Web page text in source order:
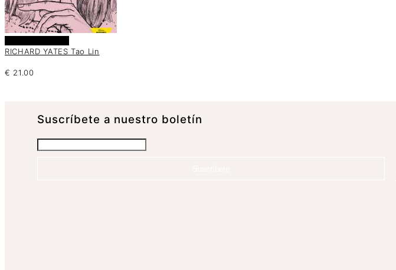
RICHARD YATES Tao Lin
€ 21.00
Suscrí­bete a nuestro boletín